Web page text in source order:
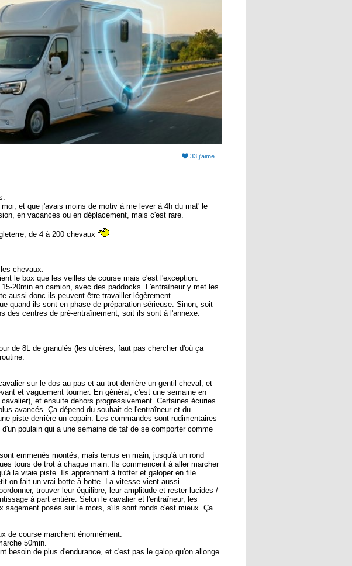
33 j'aime
et que j'avais moins de motiv à me lever à 4h du mat' le
en vacances ou en déplacement, mais c'est rare.
de 4 à 200 chevaux
chevaux.
le box que les veilles de course mais c'est l'exception.
20min en camion, avec des paddocks. L'entraîneur y met les
aussi donc ils peuvent être travailler légèrement.
quand ils sont en phase de préparation sérieuse. Sinon, soit
des centres de pré-entraînement, soit ils sont à l'annexe.
de 8L de granulés (les ulcères, faut pas chercher d'où ça
sur le dos au pas et au trot derrière un gentil cheval, et
et vaguement tourner. En général, c'est une semaine en
et ensuite dehors progressivement. Certaines écuries
avancés. Ça dépend du souhait de l'entraîneur et du
piste derrière un copain. Les commandes sont rudimentaires
poulain qui a une semaine de taf de se comporter comme
emmenés montés, mais tenus en main, jusqu'à un rond
tours de trot à chaque main. Ils commencent à aller marcher
la vraie piste. Ils apprennent à trotter et galoper en file
on fait un vrai botte-à-botte. La vitesse vient aussi
trouver leur équilibre, leur amplitude et rester lucides /
à part entière. Selon le cavalier et l'entraîneur, les
posés sur le mors, s'ils sont ronds c'est mieux. Ça
de course marchent énormément.
50min.
besoin de plus d'endurance, et c'est pas le galop qu'on allonge